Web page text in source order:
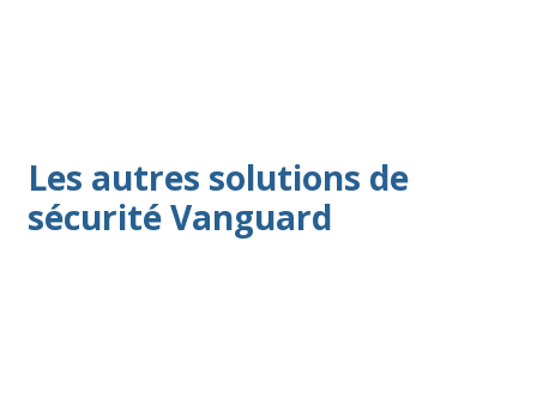
Les autres solutions de
sécurité Vanguard